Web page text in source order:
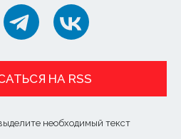
НА RSS
необходимый текст